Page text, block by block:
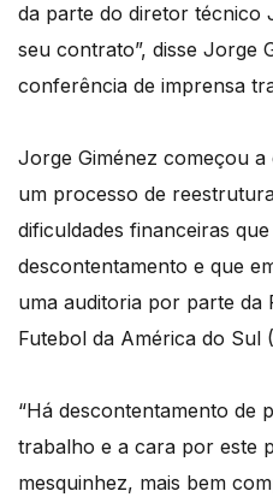
da parte do diretor técnico
seu contrato”, disse Jorge
conferência de imprensa
Jorge Giménez começou
um processo de
dificuldades financeiras
descontentamento e que
uma auditoria por parte da
Futebol da América do Sul
“Há descontentamento de
trabalho e a cara por este
mesquinhez, mais bem